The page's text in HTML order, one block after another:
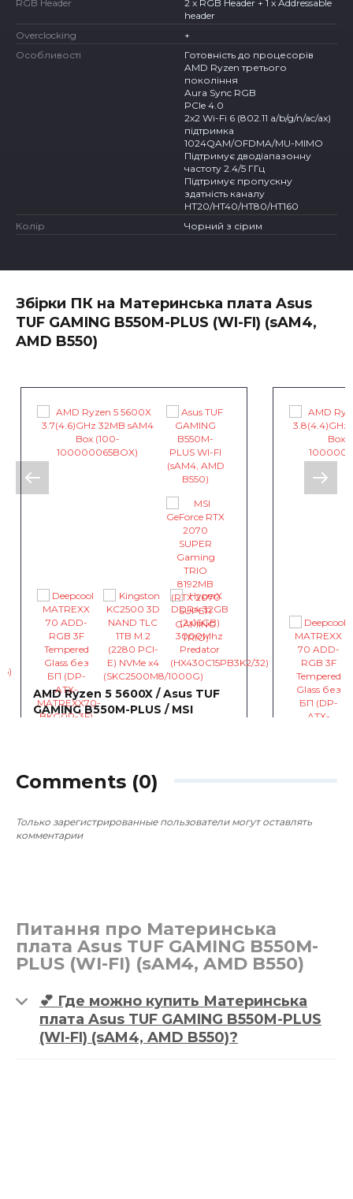
RGB Header
2 x RGB Header + 1 x Addressable
header
Overclocking
+
Особливості
Готовність до процесорів
AMD Ryzen третього
покоління
Aura Sync RGB
PCIe 4.0
2x2 Wi-Fi 6 (802.11 a/b/g/n/ac/ax)
підтримка
1024QAM/OFDMA/MU-MIMO
Підтримує дводіапазонну
частоту 2.4/5 ГГц
Підтримує пропускну
здатність каналу
HT20/HT40/HT80/HT160
Колір
Чорний з сірим
Збірки ПК на Материнська плата Asus
TUF GAMING B550M-PLUS (WI-FI) (sAM4,
AMD B550)
AMD Ryzen 5 5600X / Asus TUF
GAMING B550M-PLUS / MSI
Comments (0)
Только зарегистрированные пользователи могут оставлять
комментарии
Питання про Материнська
плата Asus TUF GAMING B550M-
PLUS (WI-FI) (sAM4, AMD B550)
💕 Где можно купить Материнська
плата Asus TUF GAMING B550M-PLUS
(WI-FI) (sAM4, AMD B550)?